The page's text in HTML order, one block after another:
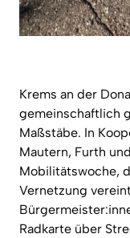
Krems an der
gemeinschaftlich
Maßstäbe. In
Mautern, Furth
Mobilitätswoche,
Vernetzung
Radkarte über